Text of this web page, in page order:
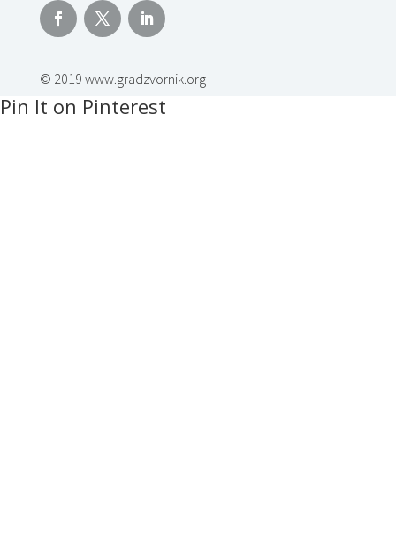
© 2019 www.gradzvornik.org
Pin It on Pinterest